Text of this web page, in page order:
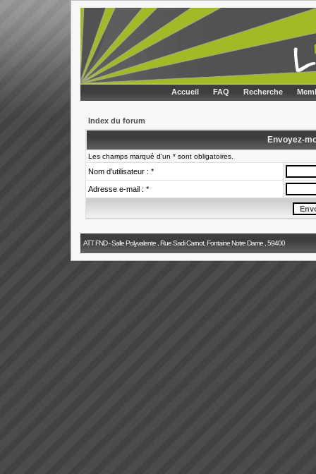
Accueil FAQ Recherche
Index du forum
Envoyez-
Les champs marqué d'un * sont obligatoires.
Nom d'utilisateur : *
Adresse e-mail : *
ATT FND - Salle Polyvalente , Rue Sadi Carnot, Fontaine Notre Dame , 59400